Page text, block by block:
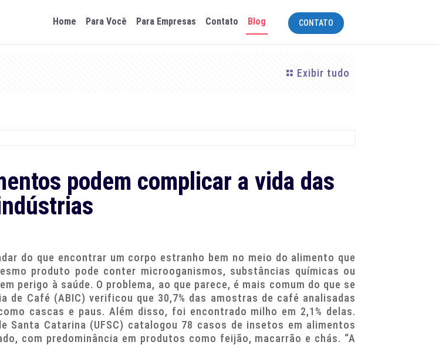
Home Para Você Para Empresas Contato Blog CONTATO
Exibir tudo
podem complicar a vida das
do que encontrar um corpo estranho bem no meio do alimento que
produto pode conter microoganismos, substâncias químicas ou
perigo à saúde. O problema, ao que parece, é mais comum do que se
de Café (ABIC) verificou que 30,7% das amostras de café analisadas
cascas e paus. Além disso, foi encontrado milho em 2,1% delas.
Santa Catarina (UFSC) catalogou 78 casos de insetos em alimentos
com predominância em produtos como feijão, macarrão e chás. “A